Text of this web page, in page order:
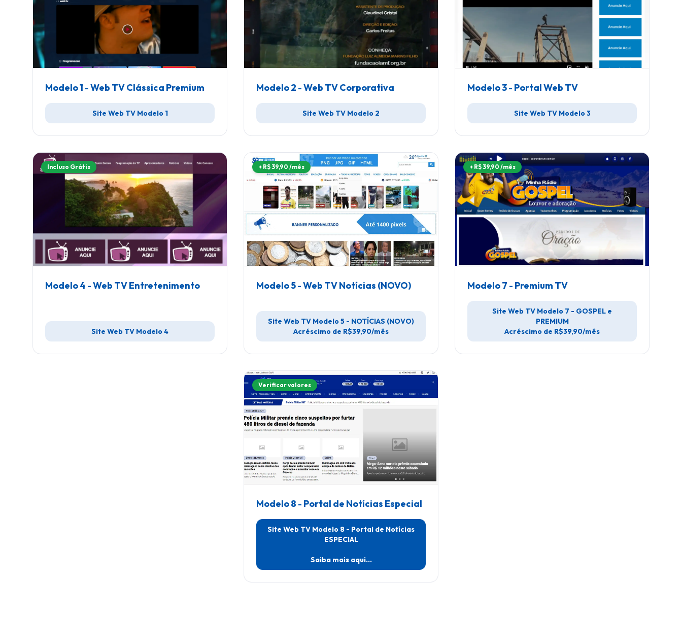
Modelo 1 - Web TV Clássica Premium
Site Web TV Modelo 1
Modelo 2 - Web TV Corporativa
Site Web TV Modelo 2
Modelo 3 - Portal Web TV
Site Web TV Modelo 3
Incluso Grátis
Modelo 4 - Web TV Entretenimento
Site Web TV Modelo 4
+ R$ 39,90 /mês
Modelo 5 - Web TV Notícias (NOVO)
Site Web TV Modelo 5 - NOTÍCIAS (NOVO)
Acréscimo de R$39,90/mês
+ R$ 39,90 /mês
Modelo 7 - Premium TV
Site Web TV Modelo 7 - GOSPEL e
PREMIUM
Acréscimo de R$39,90/mês
Verificar valores
Modelo 8 - Portal de Notícias Especial
Site Web TV Modelo 8 - Portal de Notícias
ESPECIAL
Saiba mais aqui...